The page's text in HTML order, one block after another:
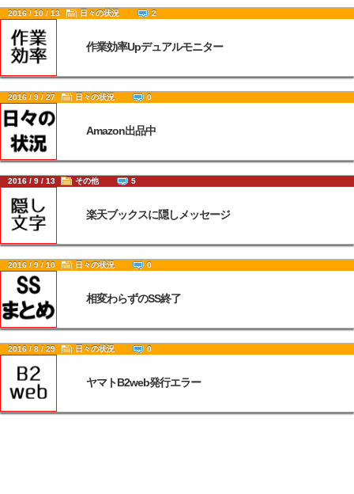
2016 / 10 / 13 日々の状況 2
作業効率Upデュアルモニター
2016 / 9 / 27 日々の状況 0
Amazon出品中
2016 / 9 / 13 その他 5
楽天ブックスに隠しメッセージ
2016 / 9 / 10 日々の状況 0
相変わらずのSS終了
2016 / 8 / 29 日々の状況 0
ヤマトB2web発行エラー